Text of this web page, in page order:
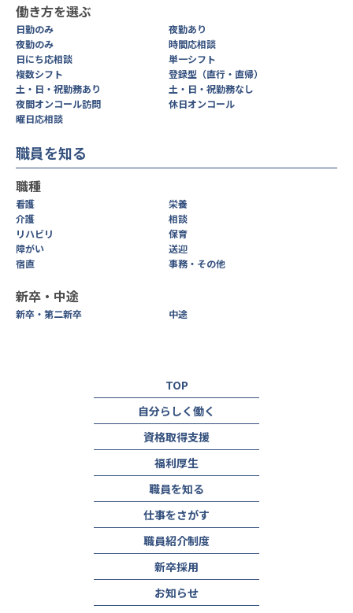
働き方を選ぶ
日勤のみ
夜勤あり
夜勤のみ
時間応相談
日にち応相談
単一シフト
複数シフト
登録型（直行・直帰）
土・日・祝勤務あり
土・日・祝勤務なし
夜間オンコール訪問
休日オンコール
曜日応相談
職員を知る
職種
看護
栄養
介護
相談
リハビリ
保育
障がい
送迎
宿直
事務・その他
新卒・中途
新卒・第二新卒 中途
TOP
自分らしく働く
資格取得支援
福利厚生
職員を知る
仕事をさがす
職員紹介制度
新卒採用
お知らせ